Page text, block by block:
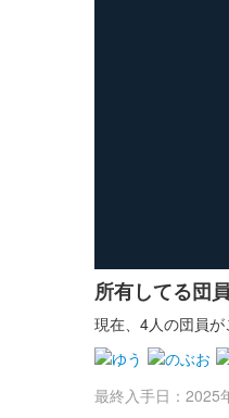
所有してる団員
現在、4人の団員が
最終入手日：2025